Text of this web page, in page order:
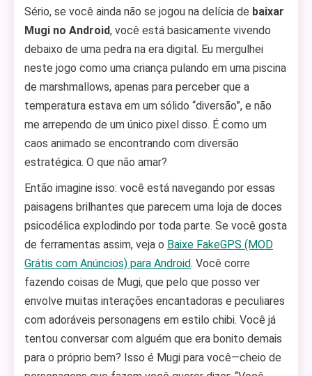
Sério, se você ainda não se jogou na delícia de baixar
Mugi no Android, você está basicamente vivendo
debaixo de uma pedra na era digital. Eu mergulhei
neste jogo como uma criança pulando em uma piscina
de marshmallows, apenas para perceber que a
temperatura estava em um sólido “diversão”, e não
me arrependo de um único pixel disso. É como um
caos animado se encontrando com diversão
estratégica. O que não amar?
Então imagine isso: você está navegando por essas
paisagens brilhantes que parecem uma loja de doces
psicodélica explodindo por toda parte. Se você gosta
de ferramentas assim, veja o Baixe FakeGPS (MOD
Grátis com Anúncios) para Android. Você corre
fazendo coisas de Mugi, que pelo que posso ver
envolve muitas interações encantadoras e peculiares
com adoráveis personagens em estilo chibi. Você já
tentou conversar com alguém que era bonito demais
para o próprio bem? Isso é Mugi para você—cheio de